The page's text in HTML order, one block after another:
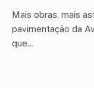
Mais obras, mais
pavimentação da
que…